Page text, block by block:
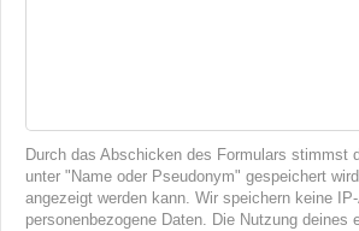
Durch das Abschicken des Formulars stimmst
unter "Name oder Pseudonym" gespeichert
angezeigt werden kann. Wir speichern keine
personenbezogene Daten. Die Nutzung deines